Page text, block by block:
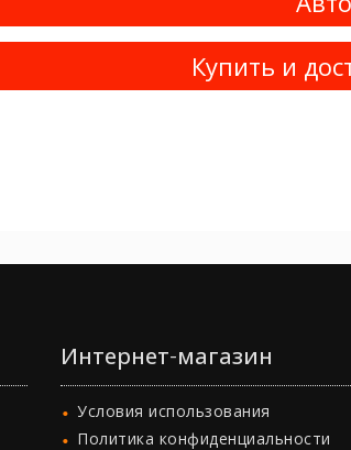
Купить и
Интернет-магазин
Условия использования
Политика конфиденциальности